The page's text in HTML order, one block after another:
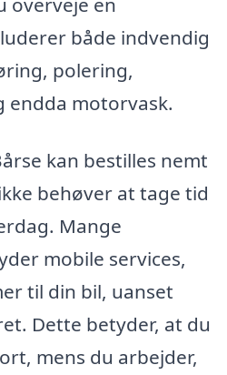
både indvendig
polering,
endda motorvask.
kan bestilles nemt
behøver at tage tid
Mange
mobile services,
til din bil, uanset
Dette betyder, at du
mens du arbejder,